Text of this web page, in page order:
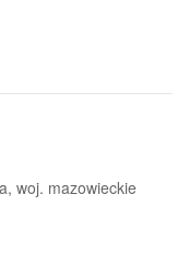
woj. mazowieckie